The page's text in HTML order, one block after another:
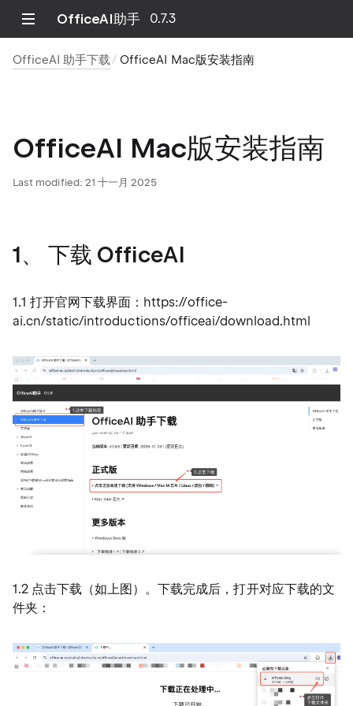
OfficeAI助手 0.7.3
OfficeAI 助手下载 OfficeAI Mac版安装指南
OfficeAI Mac版安装指南
Last modified: 21 十一月 2025
1、 下载 OfficeAI
1.1 打开官网下载界面：https://office-
ai.cn/static/introductions/officeai/download.html
1.2 点击下载（如上图）。下载完成后，打开对应下载的文
件夹：